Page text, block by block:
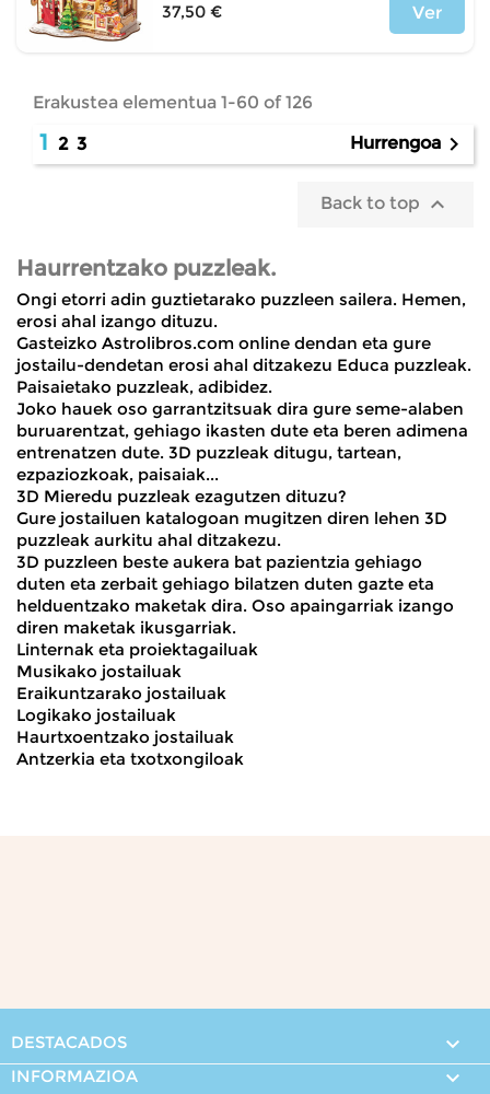
37,50 €
Ver
Erakustea elementua 1-60 of 126
1 2 3 Hurrengoa 
Back to top 
Haurrentzako puzzleak.
Ongi etorri adin guztietarako puzzleen sailera. Hemen,
erosi ahal izango dituzu.
Gasteizko Astrolibros.com online dendan eta gure
jostailu-dendetan erosi ahal ditzakezu Educa puzzleak.
Paisaietako puzzleak, adibidez.
Joko hauek oso garrantzitsuak dira gure seme-alaben
buruarentzat, gehiago ikasten dute eta beren adimena
entrenatzen dute. 3D puzzleak ditugu, tartean,
ezpaziozkoak, paisaiak...
3D Mieredu puzzleak ezagutzen dituzu?
Gure jostailuen katalogoan mugitzen diren lehen 3D
puzzleak aurkitu ahal ditzakezu.
3D puzzleen beste aukera bat pazientzia gehiago
duten eta zerbait gehiago bilatzen duten gazte eta
helduentzako maketak dira. Oso apaingarriak izango
diren maketak ikusgarriak.
Linternak eta proiektagailuak
Musikako jostailuak
Eraikuntzarako jostailuak
Logikako jostailuak
Haurtxoentzako jostailuak
Antzerkia eta txotxongiloak
DESTACADOS 
INFORMAZIOA 